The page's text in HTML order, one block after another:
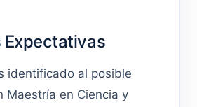
Expectativas
identificado al posible
Maestría en Ciencia y